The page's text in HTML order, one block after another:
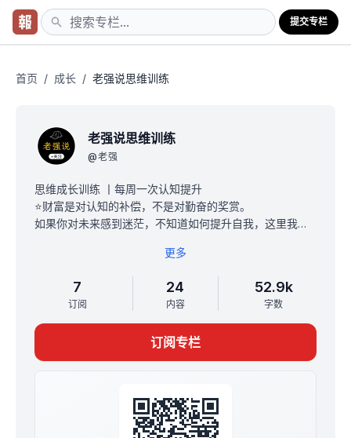
提交专栏
首页 / 成长 / 老强说思维训练
老强说思维训练
@老强
思维成长训练 丨每周一次认知提升
⭐财富是对认知的补偿，不是对勤奋的奖赏。
如果你对未来感到迷茫，不知道如何提升自我，这里我会
如果你苦恼于经济环境太差、自己挣不到钱，那么在这里
我将倾囊相授，告诉你如何开启自己的一份副业、如何规
划自己的财富路径，并掌握致富的“秘诀”。
【专栏内容】
认知提升/个人成长/财富秘籍
我是老强，连续创业者，从白手起家到4家公司的CEO，全
网粉丝超过20万，社群超过7500受益人，我们共勉！
更多
7
订阅
24
内容
52.9k
字数
订阅专栏